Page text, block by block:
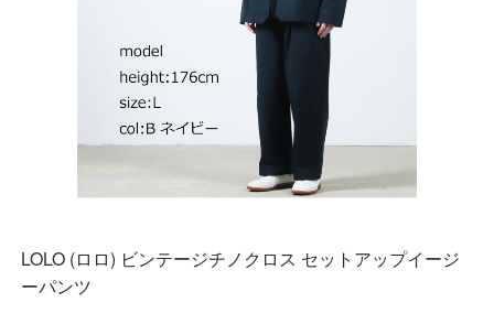
LOLO (ロロ) ビンテージチノクロス セットアップイージ
ーパンツ